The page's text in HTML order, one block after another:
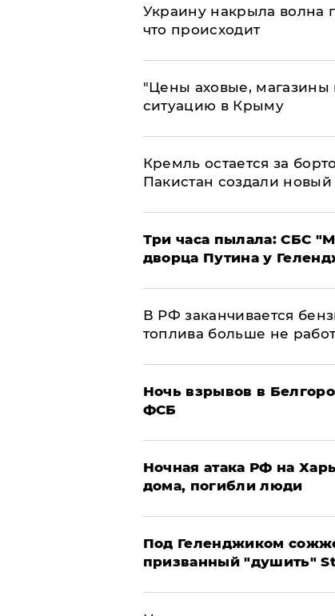
​Украину накрыла волна
что происходит
​"Цены аховые,
ситуацию в Крыму
​Кремль остается за
Пакистан создали
Три часа пылала: СБС
дворца Путина у
​В РФ заканчивается
топлива больше не
​Ночь взрывов в
ФСБ
​Ночная атака РФ на
дома, погибли люди
Под Геленджиком
призванный "душить"